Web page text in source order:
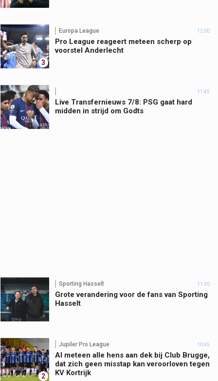
3
Europa League 12:00
Pro League reageert meteen scherp op
voorstel Anderlecht
11:45
Live Transfernieuws 7/8: PSG gaat hard
midden in strijd om Godts
Sporting Hasselt 11:30
Grote verandering voor de fans van Sporting
Hasselt
2
Jupiler Pro League 10:45
Al meteen alle hens aan dek bij Club Brugge,
dat zich geen misstap kan veroorloven tegen
KV Kortrijk